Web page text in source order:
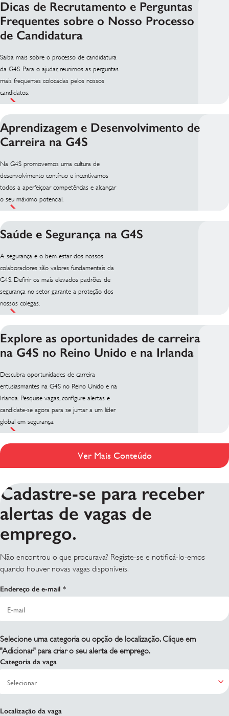
Dicas de Recrutamento e Perguntas
Frequentes sobre o Nosso Processo
de Candidatura
Saiba mais sobre o processo de candidatura
da G4S. Para o ajudar, reunimos as perguntas
mais frequentes colocadas pelos nossos
candidatos.
Aprendizagem e Desenvolvimento de
Carreira na G4S
Na G4S promovemos uma cultura de
desenvolvimento contínuo e incentivamos
todos a aperfeiçoar competências e alcançar
o seu máximo potencial.
Saúde e Segurança na G4S
A segurança e o bem-estar dos nossos
colaboradores são valores fundamentais da
G4S. Definir os mais elevados padrões de
segurança no setor garante a proteção dos
nossos colegas.
Explore as oportunidades de carreira
na G4S no Reino Unido e na Irlanda
Descubra oportunidades de carreira
entusiasmantes na G4S no Reino Unido e na
Irlanda. Pesquise vagas, configure alertas e
candidate-se agora para se juntar a um líder
global em segurança.
Ver Mais Conteúdo
Cadastre-se para receber
alertas de vagas de
emprego.
Não encontrou o que procurava? Registe-se e notificá-lo-emos
quando houver novas vagas disponíveis.
Endereço de e-mail
Selecione uma categoria ou opção de localização. Clique em
"Adicionar" para criar o seu alerta de emprego.
Categoria da vaga
Localização da vaga